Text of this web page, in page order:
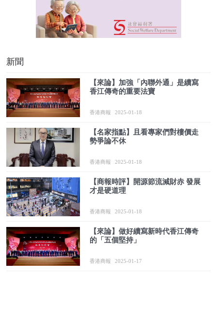
新聞
【來論】加強「內聯外通」是續寫
香江傳奇的重要法寶
香港商報 2025-01-18
【名家指點】且看專家們對樓價走
勢爭論不休
香港商報 2025-01-18
【商報時評】開源節流減財赤 發展
才是硬道理
香港商報 2025-01-18
【來論】做好續寫新時代香江傳奇
的「五個堅持」
香港商報 2025-01-17